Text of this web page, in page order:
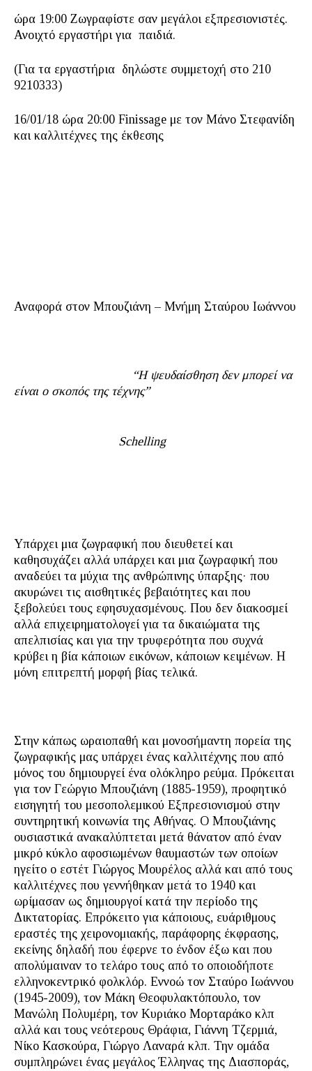
ώρα 19:00 Ζωγραφίστε σαν μεγάλοι εξπρεσιονιστές.
Ανοιχτό εργαστήρι για παιδιά.
(Για τα εργαστήρια δηλώστε συμμετοχή στο 210
9210333)
16/01/18 ώρα 20:00 Finissage με τον Μάνο Στεφανίδη
και καλλιτέχνες της έκθεσης
Αναφορά στον Μπουζιάνη – Μνήμη Σταύρου Ιωάννου
“Η ψευδαίσθηση δεν μπορεί να
είναι ο σκοπός της τέχνης”
Schelling
Υπάρχει μια ζωγραφική που διευθετεί και
καθησυχάζει αλλά υπάρχει και μια ζωγραφική που
αναδεύει τα μύχια της ανθρώπινης ύπαρξης· που
ακυρώνει τις αισθητικές βεβαιότητες και που
ξεβολεύει τους εφησυχασμένους. Που δεν διακοσμεί
αλλά επιχειρηματολογεί για τα δικαιώματα της
απελπισίας και για την τρυφερότητα που συχνά
κρύβει η βία κάποιων εικόνων, κάποιων κειμένων. Η
μόνη επιτρεπτή μορφή βίας τελικά.
Στην κάπως ωραιοπαθή και μονοσήμαντη πορεία της
ζωγραφικής μας υπάρχει ένας καλλιτέχνης που από
μόνος του δημιουργεί ένα ολόκληρο ρεύμα. Πρόκειται
για τον Γεώργιο Μπουζιάνη (1885-1959), προφητικό
εισηγητή του μεσοπολεμικού Εξπρεσιονισμού στην
συντηρητική κοινωνία της Αθήνας. Ο Μπουζιάνης
ουσιαστικά ανακαλύπτεται μετά θάνατον από έναν
μικρό κύκλο αφοσιωμένων θαυμαστών των οποίων
ηγείτο ο εστέτ Γιώργος Μουρέλος αλλά και από τους
καλλιτέχνες που γεννήθηκαν μετά το 1940 και
ωρίμασαν ως δημιουργοί κατά την περίοδο της
Δικτατορίας. Επρόκειτο για κάποιους, ευάριθμους
εραστές της χειρονομιακής, παράφορης έκφρασης,
εκείνης δηλαδή που έφερνε το ένδον έξω και που
απολύμαιναν το τελάρο τους από το οποιοδήποτε
ελληνοκεντρικό φολκλόρ. Εννοώ τον Σταύρο Ιωάννου
(1945-2009), τον Μάκη Θεοφυλακτόπουλο, τον
Μανώλη Πολυμέρη, τον Κυριάκο Μορταράκο κλπ
αλλά και τους νεότερους Θράφια, Γιάννη Τζερμιά,
Νίκο Κασκούρα, Γιώργο Λαναρά κλπ. Την ομάδα
συμπληρώνει ένας μεγάλος Έλληνας της Διασποράς,